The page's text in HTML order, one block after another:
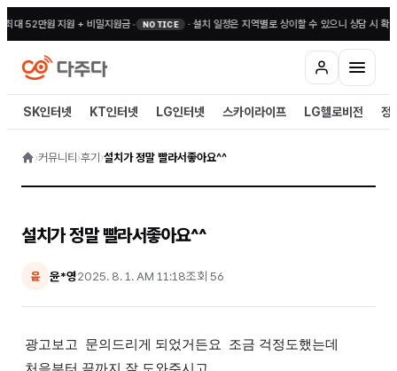
대 52만원 지원 + 비밀지원금• NOTICE · 설치 일정은 지역별로 상이할 수 있으니 상담 시 확인
SK인터넷 KT인터넷 LG인터넷 스카이라이프 LG헬로비전 정
›커뮤니티 ›후기 ›설치가 정말 빨라서좋아요^^
설치가 정말 빨라서좋아요^^
윤 윤*영2025. 8. 1. AM 11:18조회 56
광고보고 문의드리게 되었거든요 조금 걱정도했는데